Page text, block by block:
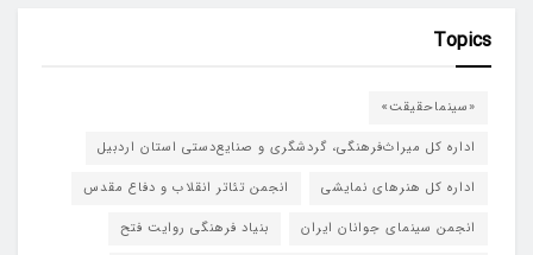
Topics
«سینماحقیقت»
اداره کل میراث‌فرهنگی، گردشگری و صنایع‌دستی استان اردبیل
اداره کل هنرهای نمایشی
انجمن تئاتر انقلاب و دفاع مقدس
انجمن سینمای جوانان ایران
بنیاد فرهنگی روایت فتح